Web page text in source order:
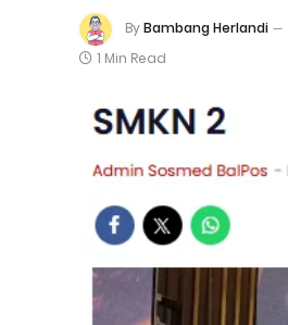
ByBambang Herlandi
1 Min Read